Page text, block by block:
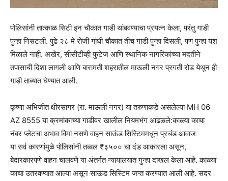
पोलिसांनी तात्काळ सिटी इन चौकात गाडी थांबवण्याचा प्रयत्न केला, परंतु गाडी
पुन्हा निसटली. पुढे २८ मे रोजी गांधी चौकात तीच गाडी पुन्हा दिसली, पण पुन्हा यश
मिळाले नाही. अखेर, सीसीटीव्ही फुटेज आणि स्थानिक नागरिकांच्या मदतीने
तपासाची दिशा लागली आणि बारामती शहरातील माऊली नगर प्रगती रोड येथून ही
गाडी ताब्यात घेण्यात आली.
कृष्णा अभिजीत क्षीरसागर (रा. माऊली नगर) या तरुणाकडे असलेल्या MH 06
AZ 8555 या क्रमांकाच्या गाडीवर खालील नियमभंग आढळले:काळ्या काचा
नंबर प्लेटचा अभाव विमा नसणे वाहन साऊंड सिस्टिममधून प्रचंड आवाज
या सर्व कारणांमुळे पोलिसांनी तब्बल ₹३५०० चा दंड आकारला असून,
बेदारकारपणे वाहन चालवणे या अंतर्गत न्यायालयात गुन्हा दाखल केला आहे. काळ्या
काचा उतरवण्यात आल्या असून साऊंड सिस्टिम जप्त करण्यात आली आहे. सदर